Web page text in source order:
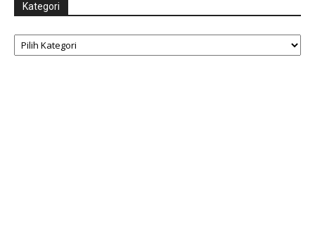
Kategori
Kategori